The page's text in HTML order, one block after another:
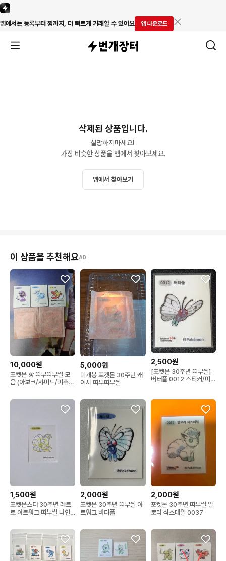
앱에서는 등록부터 찜까지, 더 빠르게 거래할 수 있어요 앱 다운로드
삭제된 상품입니다.
실망하지마세요!
가장 비슷한 상품을 앱에서 찾아보세요.
앱에서 찾아보기
이 상품을 추천해요AD
10,000원
포켓몬 빵 띠부띠부씰 모
음 (아보크/샤미드/피츄/
5,000원
미개봉 포켓몬 30주년 캐
이시 띠부띠부씰
2,500원
[포켓몬 30주년 띠부씰]
버터플 0012 스티커/띠부
1,500원
포켓몬스터 30주년 레트
로 아트워크 띠부씰 나인
2,000원
포켓몬 30주년 띠부씰 아
트워크 버터풀
2,000원
포켓몬 30주년 띠부씰 알
로라 식스테일 0037